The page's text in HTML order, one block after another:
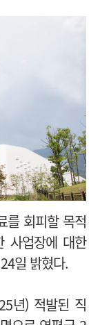
를 회피할 목적
사업장에 대한
일 밝혔다.
년) 적발된 직